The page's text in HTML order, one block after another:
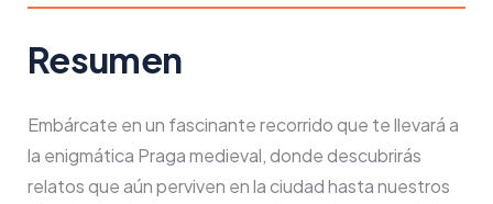
Resumen
Embárcate en un fascinante recorrido que te llevará a
la enigmática Praga medieval, donde descubrirás
relatos que aún perviven en la ciudad hasta nuestros